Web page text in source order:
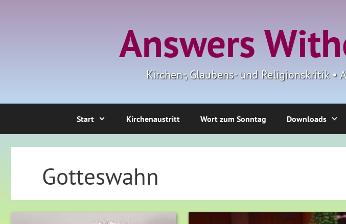
Answers
Kirchen-, Glaubens- und Religionskritik •
Start Kirchenaustritt Wort zum Sonntag Downloads
Gotteswahn